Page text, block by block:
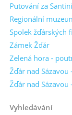
Putování za
Regionální
Spolek žďárských
Zámek Žďár
Zelená hora -
Žďár nad Sázavou
Žďár nad
Vyhledávání